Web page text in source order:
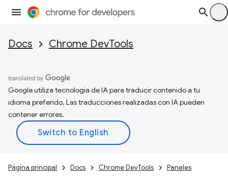
Docs Chrome DevTools
Google utiliza tecnología de IA para traducir contenido a tu
idioma preferido. Las traducciones realizadas con IA pueden
contener errores.
Página principal Docs Chrome DevTools Paneles